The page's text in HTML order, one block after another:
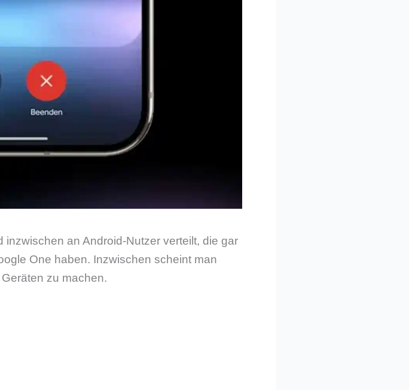
an Android-Nutzer verteilt, die gar
One haben. Inzwischen scheint man
zu machen.